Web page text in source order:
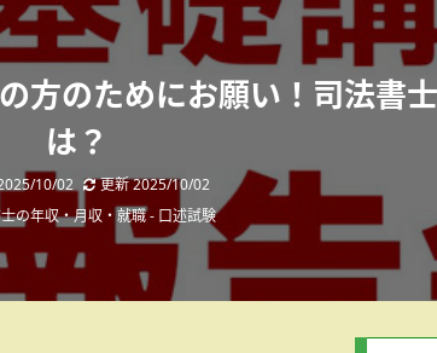
方のためにお願い！司法書
は？
10/02 更新2025/10/02
の年収・月収・就職- 口述試験